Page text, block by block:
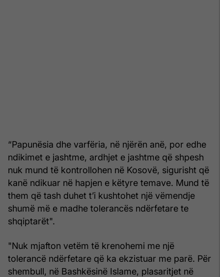
“Papunësia dhe varfëria, në njërën anë, por edhe
ndikimet e jashtme, ardhjet e jashtme që shpesh
nuk mund të kontrollohen në Kosovë, sigurisht që
kanë ndikuar në hapjen e këtyre temave. Mund të
them që tash duhet t’i kushtohet një vëmendje
shumë më e madhe tolerancës ndërfetare te
shqiptarët".
"Nuk mjafton vetëm të krenohemi me një
tolerancë ndërfetare që ka ekzistuar me parë. Për
shembull, në Bashkësinë Islame, plasaritjet në